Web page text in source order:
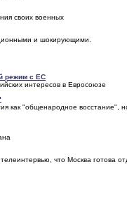
своих военных
и шокирующими.
режим с ЕС
интересов в Евросоюзе
как "общенародное восстание",
что Москва готова